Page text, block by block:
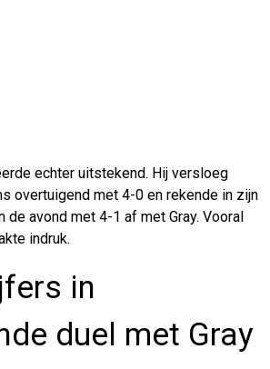
echter uitstekend. Hij versloeg
overtuigend met 4-0 en rekende in zijn
de avond met 4-1 af met Gray. Vooral
indruk.
in
duel met Gray